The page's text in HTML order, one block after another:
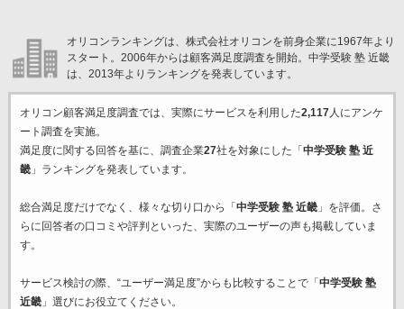
オリコンランキングは、株式会社オリコンを前身企業に1967年より
スタート。2006年からは顧客満足度調査を開始。中学受験 塾 近畿
は、2013年よりランキングを発表しています。
オリコン顧客満足度調査では、実際にサービスを利用した2,117人にアンケ
ート調査を実施。
満足度に関する回答を基に、調査企業27社を対象にした「 中学受験 塾 近
畿」ランキングを発表しています。
総合満足度だけでなく、様々な切り口から「 中学受験 塾 近畿」を評価。さ
らに回答者の口コミや評判といった、実際のユーザーの声も掲載していま
す。
サービス検討の際、“ユーザー満足度”からも比較することで「 中学受験 塾
近畿」選びにお役立てください。